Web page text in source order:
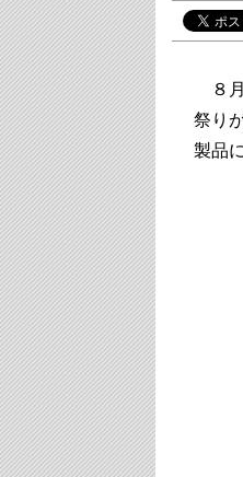
８月
祭り
製品